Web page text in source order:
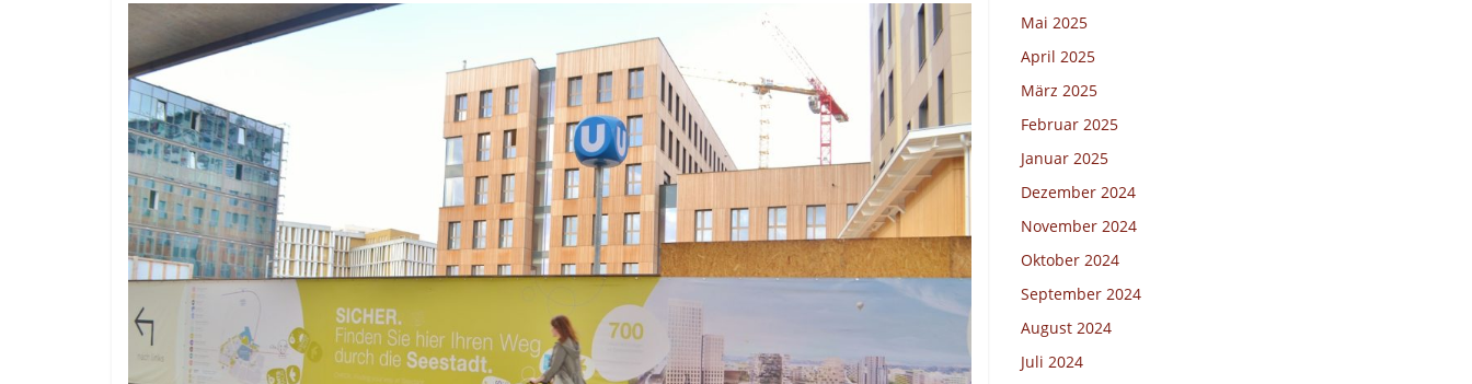
Mai 2025
April 2025
März 2025
Februar 2025
Januar 2025
Dezember 2024
November 2024
Oktober 2024
September 2024
August 2024
Juli 2024